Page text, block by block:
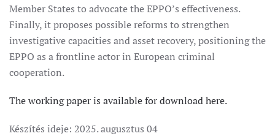
Member States to advocate the EPPO’s effectiveness.
Finally, it proposes possible reforms to strengthen
investigative capacities and asset recovery, positioning the
EPPO as a frontline actor in European criminal
cooperation.
The working paper is available for download here.
Készítés ideje: 2025. augusztus 04